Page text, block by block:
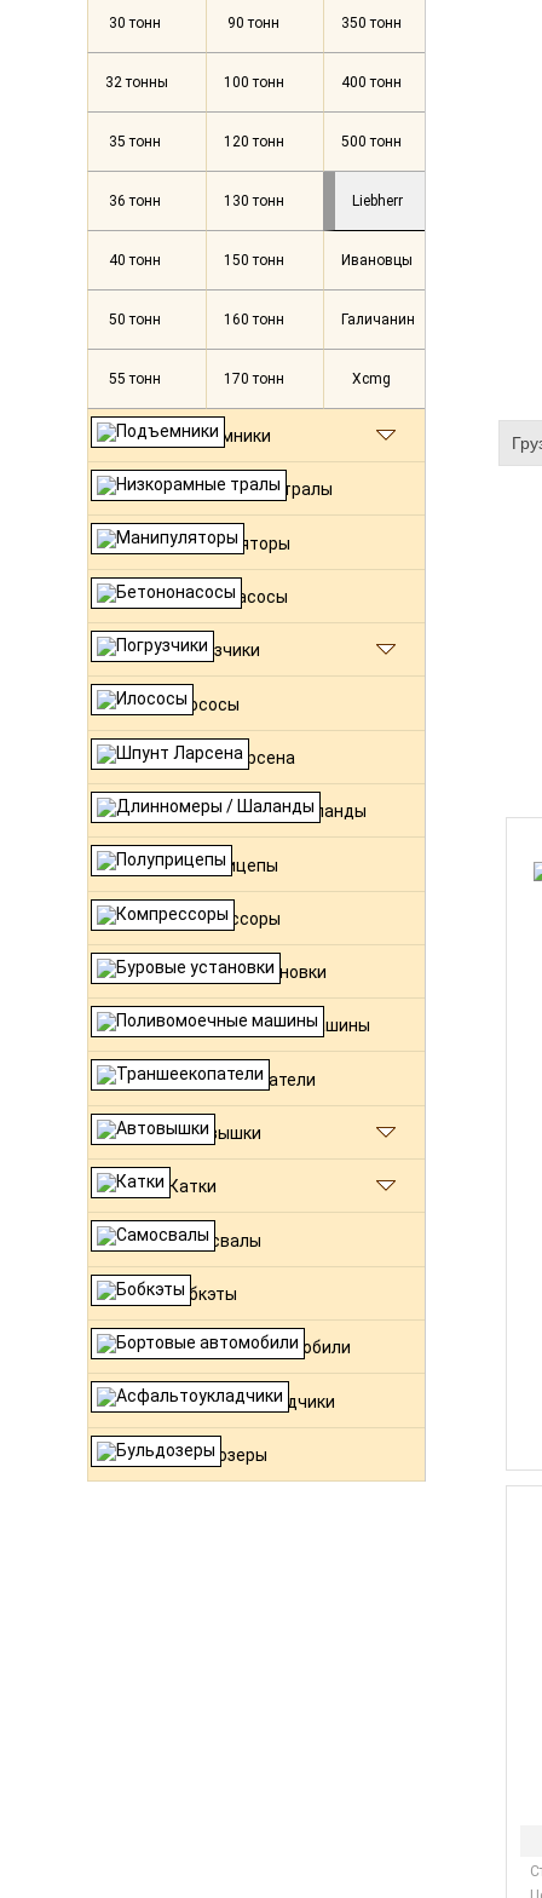
30 тонн
32 тонны
35 тонн
36 тонн
40 тонн
50 тонн
55 тонн
90 тонн
100 тонн
120 тонн
130 тонн
150 тонн
160 тонн
170 тонн
350 тонн
400 тонн
500 тонн
Liebherr
Ивановцы
Галичанин
Xcmg
Подъемники
Низкорамные тралы
Манипуляторы
Бетононасосы
Погрузчики
Илососы
Шпунт Ларсена
Длинномеры / Шаланды
Полуприцепы
Компрессоры
Буровые установки
Поливомоечные машины
Траншеекопатели
Автовышки
Катки
Самосвалы
Бобкэты
Бортовые автомобили
Асфальтоукладчики
Бульдозеры